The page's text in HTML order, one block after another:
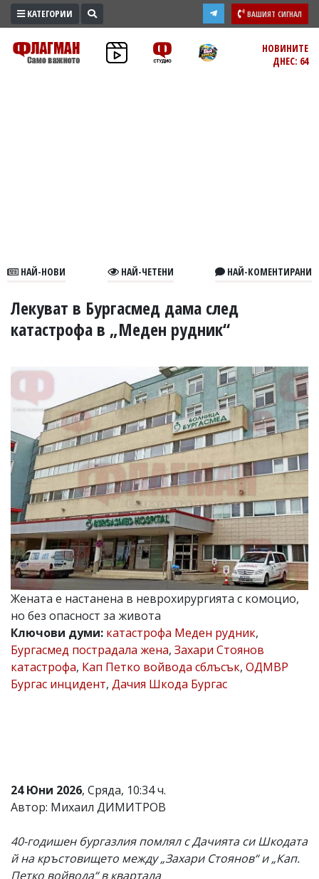
ПРОМО
ЗОНА
УКРАЙНА
БИЗНЕС
ЮГ
Управители:
Веселин
Василев,
email:
v.vasilev@flagman.bg
Катя
Касабова,
еmail:k.kassabova@flagman.bg
Главен
редактор:
Иван
Колев,
email:
office@flagman.bg
Коментарите
под
статиите
се
отговорност
за
откриете
обиден
за
КАТЕГОРИИ ВАШИЯТ СИГНАЛ
НОВИНИТЕ
ДНЕС: 64
НАЙ-НОВИ НАЙ-ЧЕТЕНИ НАЙ-КОМЕНТИРАНИ
Лекуват в Бургасмед дама след
катастрофа в „Меден рудник“
Жената е настанена в неврохирургията с комоцио,
но без опасност за живота
Ключови думи: катастрофа Меден рудник,
Бургасмед пострадала жена, Захари Стоянов
катастрофа, Кап Петко войвода сблъсък, ОДМВР
Бургас инцидент, Дачия Шкода Бургас
24 Юни 2026, Сряда, 10:34 ч.
Автор: Михаил ДИМИТРОВ
40-годишен бургазлия помлял с Дачията си Шкодата
й на кръстовището между „Захари Стоянов“ и „Кап.
Петко войвода“ в квартала